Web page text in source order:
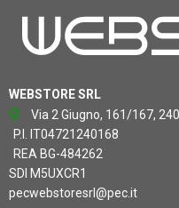
WEBSTORE SRL
Via 2 Giugno, 161/167,
P.I. IT04721240168
REA BG-484262
SDI M5UXCR1
pecwebstoresrl@pec.it